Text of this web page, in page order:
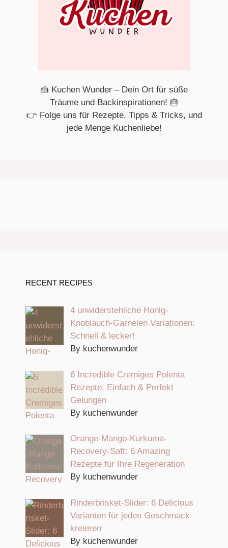
🍰 Kuchen Wunder – Dein Ort für süße
Träume und Backinspirationen! 🎂
👉 Folge uns für Rezepte, Tipps & Tricks, und
jede Menge Kuchenliebe!
RECENT RECIPES
4 unwiderstehliche Honig-
Knoblauch-Garnelen Variationen:
Schnell & lecker!
By kuchenwunder
6 Incredible Cremiges Polenta
Rezepte: Einfach & Perfekt
Gelungen
By kuchenwunder
Orange-Mango-Kurkuma-
Recovery-Saft: 6 Amazing
Rezepte für Ihre Regeneration
By kuchenwunder
Rinderbrisket-Slider: 6 Delicious
Varianten für jeden Geschmack
kreieren
By kuchenwunder